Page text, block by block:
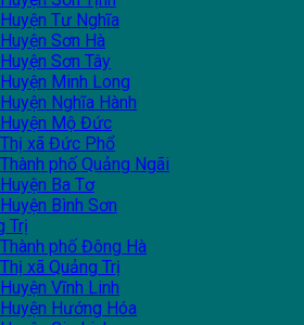
Huyện Tư Nghĩa
Huyện Sơn Hà
Huyện Sơn Tây
Huyện Minh Long
Huyện Nghĩa Hành
Huyện Mộ Đức
Thị xã Đức Phổ
Thành phố Quảng Ngãi
Huyện Ba Tơ
Huyện Bình Sơn
Trị
Thành phố Đông Hà
Thị xã Quảng Trị
Huyện Vĩnh Linh
Huyện Hướng Hóa